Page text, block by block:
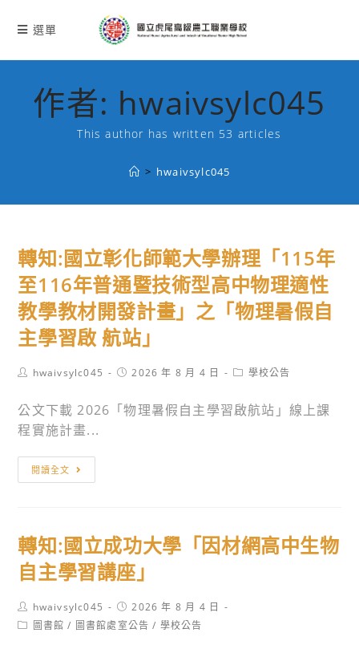
選單
作者: hwaivsylc045
This author has written 53 articles
> hwaivsylc045
轉知:國立彰化師範大學辦理「115年
至116年普通暨技術型高中物理適性
教學教材開發計畫」之「物理暑假自
主學習啟 航站」
Posthwaivsylc045
Post2026 年 8 月 4 日
Post學校公告
公文下載 2026「物理暑假自主學習啟航站」線上課
程實施計畫...
閱讀全文
知:
彰
化
師
範
大
轉知:國立成功大學「因材網高中生物
自主學習講座」
Post
author:
hwaivsylc045
Post
published:
2026 年 8 月 4 日
Post圖書館 / 圖書館處室公告 / 學校公告